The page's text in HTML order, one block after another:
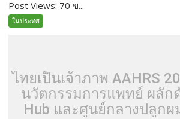
Post Views: 70 ข...
ในประทศ
ไทยเป็นเจ้าภาพ AAHRS
นวัตกรรมการแพทย์ ผลัก
Hub และศูนย์กลางปลูกผ